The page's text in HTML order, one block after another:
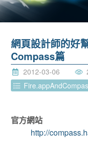
網頁設計師的好
Compass篇
2012-03-06
官方網站
http://